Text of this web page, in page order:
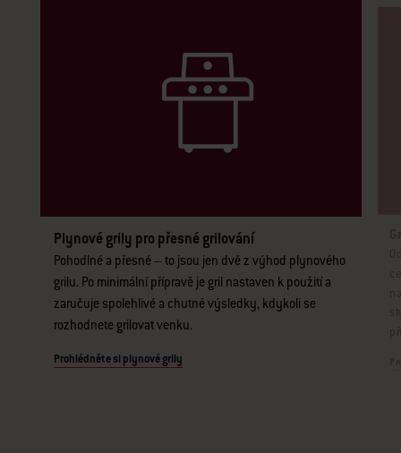
Plynové grily pro přesné grilování
Pohodlné a přesné – to jsou jen dvě z výhod plynového
grilu. Po minimální přípravě je gril nastaven k použití a
zaručuje spolehlivé a chutné výsledky, kdykoli se
rozhodnete grilovat venku.
Prohlédněte si plynové grily